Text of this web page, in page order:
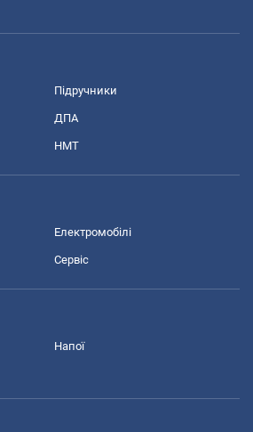
Підручники
ДПА
НМТ
Електромобілі
Сервіс
Напої